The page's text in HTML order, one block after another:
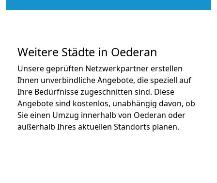
Weitere Städte in Oederan
Unsere geprüften Netzwerkpartner erstellen
Ihnen unverbindliche Angebote, die speziell auf
Ihre Bedürfnisse zugeschnitten sind. Diese
Angebote sind kostenlos, unabhängig davon, ob
Sie einen Umzug innerhalb von Oederan oder
außerhalb Ihres aktuellen Standorts planen.